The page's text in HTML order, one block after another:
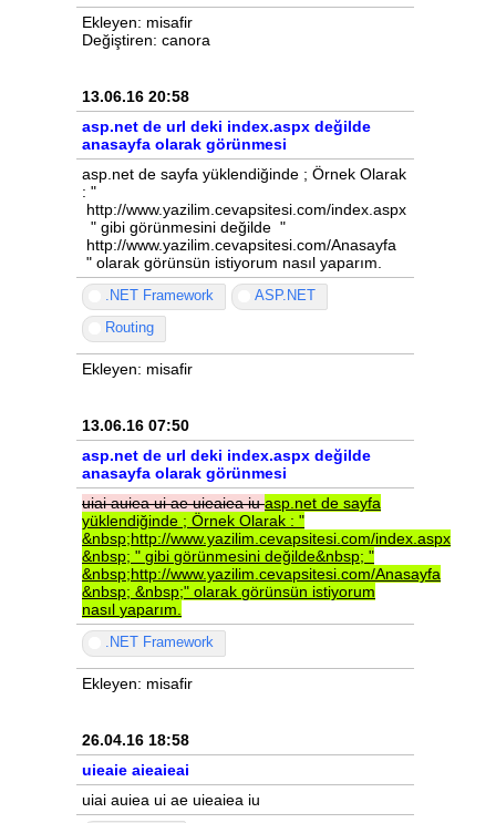
Ekleyen: misafir
Değiştiren: canora
13.06.16 20:58
asp.net de url deki index.aspx değilde
anasayfa olarak görünmesi
asp.net de sayfa yüklendiğinde ; Örnek Olarak
: "
http://www.yazilim.cevapsitesi.com/index.aspx
" gibi görünmesini değilde "
http://www.yazilim.cevapsitesi.com/Anasayfa
" olarak görünsün istiyorum nasıl yaparım.
.NET Framework
ASP.NET
Routing
Ekleyen: misafir
13.06.16 07:50
asp.net de url deki index.aspx değilde
anasayfa olarak görünmesi
uiaiauieauiaeuieaieaiuasp.net de sayfa
yüklendiğinde ; Örnek Olarak : "
&nbsp;http://www.yazilim.cevapsitesi.com/index.aspx
&nbsp; " gibi görünmesini değilde&nbsp; "
&nbsp;http://www.yazilim.cevapsitesi.com/Anasayfa
&nbsp; &nbsp;" olarak görünsün istiyorum
nasıl yaparım.
.NET Framework
Ekleyen: misafir
26.04.16 18:58
uieaie aieaieai
uiai auiea ui ae uieaiea iu